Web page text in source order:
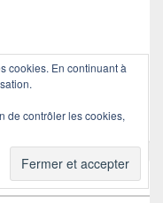
ne doivent pas être
RSS.
cookies. En continuant à
de contrôler les cookies,